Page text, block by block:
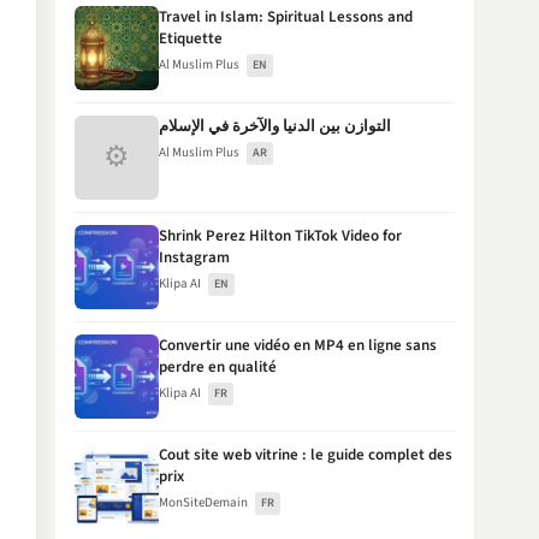
Travel in Islam: Spiritual Lessons and
Etiquette
Al Muslim Plus EN
⚙
التوازن بين الدنيا والآخرة في الإسلام
Al Muslim Plus AR
Shrink Perez Hilton TikTok Video for
Instagram
Klipa AI EN
Convertir une vidéo en MP4 en ligne sans
perdre en qualité
Klipa AI FR
Cout site web vitrine : le guide complet des
prix
MonSiteDemain FR